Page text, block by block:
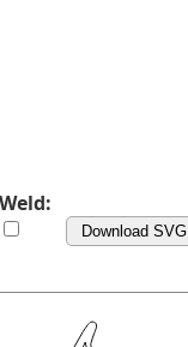
Weld:
Download SVG